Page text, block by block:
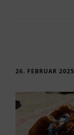
26. FEBRUAR 2025